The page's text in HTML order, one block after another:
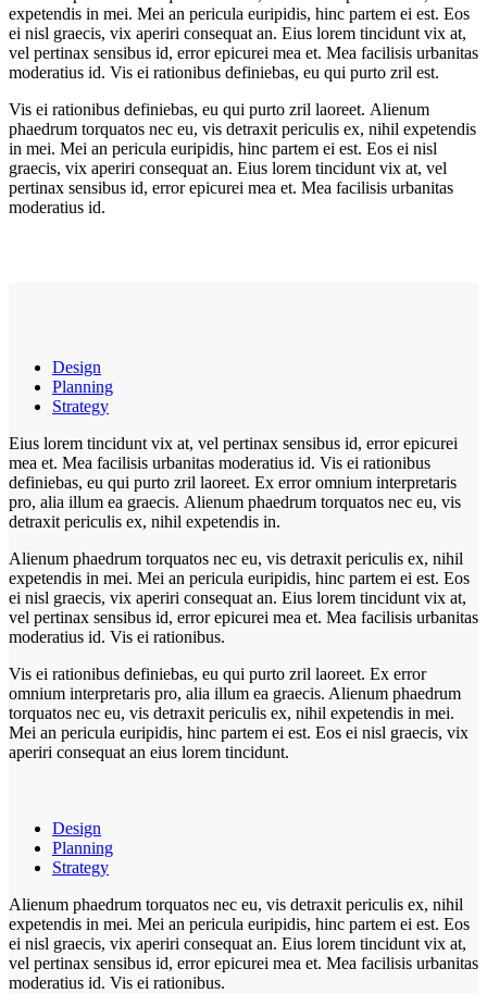
expetendis in mei. Mei an pericula euripidis, hinc partem ei est. Eos
ei nisl graecis, vix aperiri consequat an. Eius lorem tincidunt vix at,
vel pertinax sensibus id, error epicurei mea et. Mea facilisis urbanitas
moderatius id. Vis ei rationibus definiebas, eu qui purto zril est.
Vis ei rationibus definiebas, eu qui purto zril laoreet. Alienum
phaedrum torquatos nec eu, vis detraxit periculis ex, nihil expetendis
in mei. Mei an pericula euripidis, hinc partem ei est. Eos ei nisl
graecis, vix aperiri consequat an. Eius lorem tincidunt vix at, vel
pertinax sensibus id, error epicurei mea et. Mea facilisis urbanitas
moderatius id.
Design
Planning
Strategy
Eius lorem tincidunt vix at, vel pertinax sensibus id, error epicurei
mea et. Mea facilisis urbanitas moderatius id. Vis ei rationibus
definiebas, eu qui purto zril laoreet. Ex error omnium interpretaris
pro, alia illum ea graecis. Alienum phaedrum torquatos nec eu, vis
detraxit periculis ex, nihil expetendis in.
Alienum phaedrum torquatos nec eu, vis detraxit periculis ex, nihil
expetendis in mei. Mei an pericula euripidis, hinc partem ei est. Eos
ei nisl graecis, vix aperiri consequat an. Eius lorem tincidunt vix at,
vel pertinax sensibus id, error epicurei mea et. Mea facilisis urbanitas
moderatius id. Vis ei rationibus.
Vis ei rationibus definiebas, eu qui purto zril laoreet. Ex error
omnium interpretaris pro, alia illum ea graecis. Alienum phaedrum
torquatos nec eu, vis detraxit periculis ex, nihil expetendis in mei.
Mei an pericula euripidis, hinc partem ei est. Eos ei nisl graecis, vix
aperiri consequat an eius lorem tincidunt.
Design
Planning
Strategy
Alienum phaedrum torquatos nec eu, vis detraxit periculis ex, nihil
expetendis in mei. Mei an pericula euripidis, hinc partem ei est. Eos
ei nisl graecis, vix aperiri consequat an. Eius lorem tincidunt vix at,
vel pertinax sensibus id, error epicurei mea et. Mea facilisis urbanitas
moderatius id. Vis ei rationibus.